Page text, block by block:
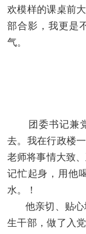
欢模样的课桌前
部合影，我更是
气。
团委书记兼党
去。我在行政楼
老师将事情大致
记忙起身，用他
水。！
他亲切、贴心
生干部，做了入